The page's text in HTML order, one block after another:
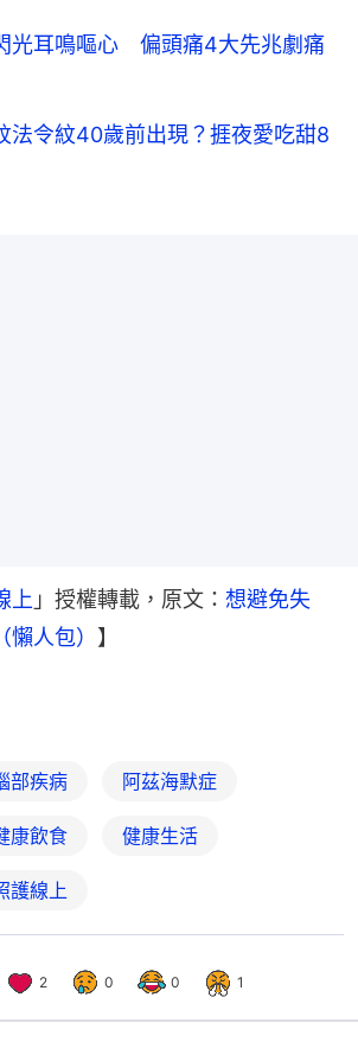
光耳鳴嘔心 偏頭痛4大先兆劇痛
法令紋40歲前出現？捱夜愛吃甜8
上 」授權轉載，原文： 想避免失
人包） 】
部疾病 阿茲海默症
康飲食 健康生活
護線上
2 0 0 1